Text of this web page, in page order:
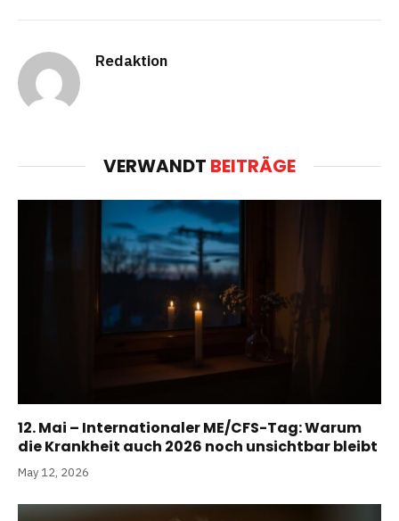
Redaktion
VERWANDT BEITRÄGE
12. Mai – Internationaler ME/CFS-Tag: Warum
die Krankheit auch 2026 noch unsichtbar bleibt
May 12, 2026